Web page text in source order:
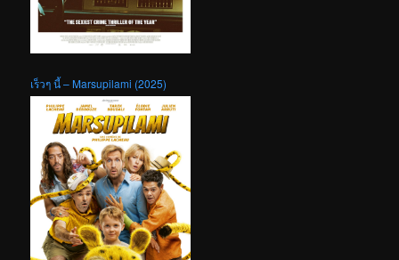
เร็วๆ นี้ – Marsupilami (2025)